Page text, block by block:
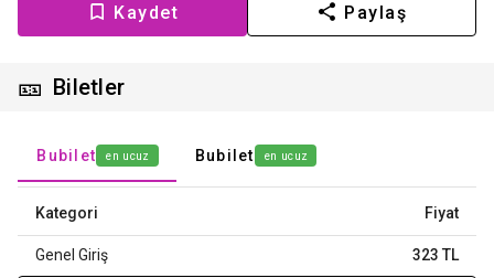
Kaydet Paylaş
🎫 Biletler
Bubilet en ucuz Bubilet en ucuz
Kategori Fiyat
Genel Giriş 323 TL